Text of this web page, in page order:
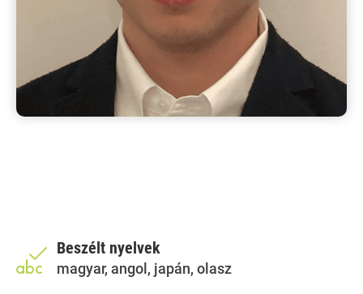
Beszélt nyelvek
magyar, angol, japán, olasz